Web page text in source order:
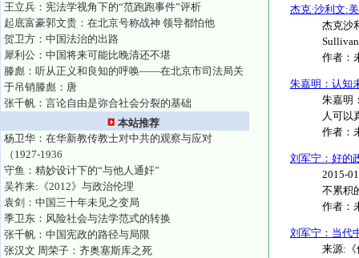
王立兵：宪法学视角下的“范跑跑事件”评析
起底富豪郭文贵：在北京号称战神 领导都怕他
贺卫方：中国法治的出路
犀利公：中国将来可能比晚清还不堪
滕彪：听从正义和良知的呼唤——在北京市司法局关
于吊销滕彪：唐
张千帆：言论自由是弥合社会分裂的基础
本站推荐
杨卫华：在华新教传教士对中共的观察与应对
（1927-1936
守鱼：精妙设计下的“与他人通奸”
吴祚来:《2012》与政治伦理
袁剑：中国三十年未见之变局
季卫东：风险社会与法学范式的转换
张千帆：中国宪政的路径与局限
张汉文 周荣子：齐奥塞斯库之死
杰克·沙利文:
杰克沙
作者：
朱嘉明：认知
朱嘉明
人可以
作者：
刘军宁：好的
2015-
不累积
作者：
刘军宁：当代
来源:《